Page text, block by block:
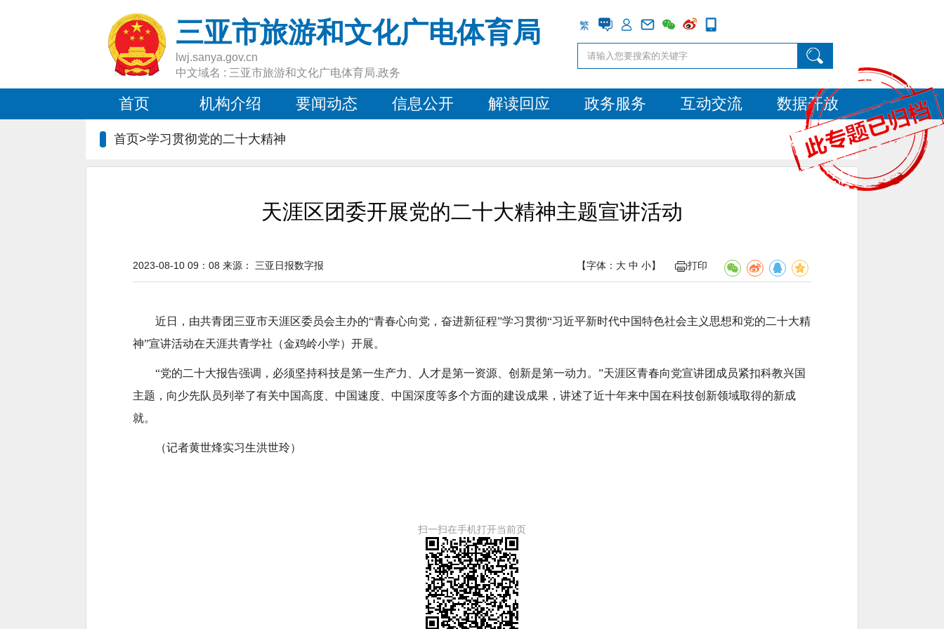
三亚市旅游和文化广电体育局
lwj.sanya.gov.cn
中文域名 : 三亚市旅游和文化广电体育局.政务
繁
首页 机构介绍 要闻动态 信息公开 解读回应 政务服务 互动交流 数据开放
首页>学习贯彻党的二十大精神
天涯区团委开展党的二十大精神主题宣讲活动
【字体： 大 中 小】 打印
2023-08-10 09：08 来源： 三亚日报数字报
近日，由共青团三亚市天涯区委员会主办的“青春心向党，奋进新征程”学习贯彻“习近平新时代中国特色社会主义思想和党的二十大精
神”宣讲活动在天涯共青学社（金鸡岭小学）开展。
“党的二十大报告强调，必须坚持科技是第一生产力、人才是第一资源、创新是第一动力。”天涯区青春向党宣讲团成员紧扣科教兴国
主题，向少先队员列举了有关中国高度、中国速度、中国深度等多个方面的建设成果，讲述了近十年来中国在科技创新领域取得的新成
就。
（记者黄世烽实习生洪世玲）
扫一扫在手机打开当前页